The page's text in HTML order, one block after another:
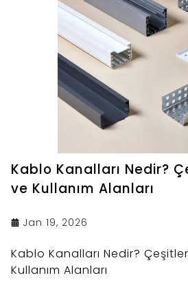
Kablo Kanalları Nedir?
ve Kullanım Alanları
Jan 19, 2026
Kablo Kanalları Nedir?
Kullanım Alanları